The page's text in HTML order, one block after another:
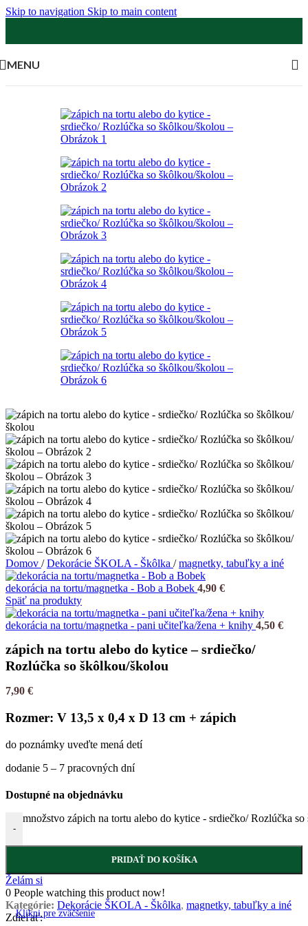
Skip to navigation Skip to main content
MENU
Klikni pre zväčšenie
Domov / Dekorácie ŠKOLA - Škôlka / magnetky, tabuľky a iné
dekorácia na tortu/magnetka - Bob a Bobek 4,90 €
Späť na produkty
dekorácia na tortu/magnetka - pani učiteľka/žena + knihy 4,50 €
zápich na tortu alebo do kytice – srdiečko/
Rozlúčka so škôlkou/školou
7,90 €
Rozmer: V 13,5 x 0,4 x D 13 cm + zápich
do poznámky uveďte mená detí
dodanie 5 – 7 pracovných dní
Dostupné na objednávku
-
množstvo zápich na tortu alebo do kytice - srdiečko/ Rozlúčka
PRIDAŤ DO KOŠÍKA
Želám si
0 People watching this product now!
Kategórie: Dekorácie ŠKOLA - Škôlka, magnetky, tabuľky a iné
Zdieľať: